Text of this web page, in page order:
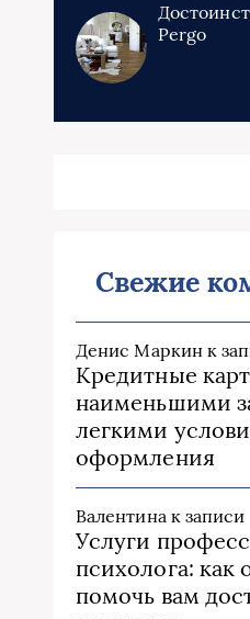
Pergo
Свежие
Денис Маркинк
Кредитные
наименьшими
легкими
оформления
Валентинак записи
Услуги
психолога: как
помочь вам